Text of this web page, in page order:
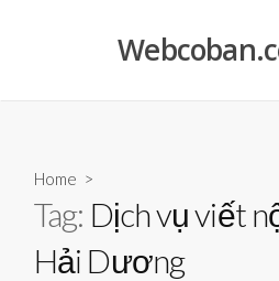
Home >
Tag: Dịch vụ viết
Hải Dương